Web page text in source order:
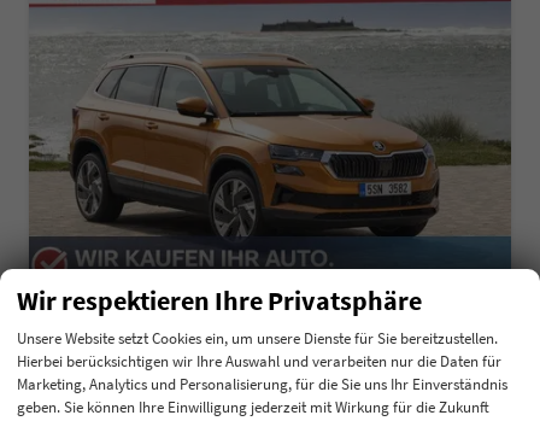
Skoda Karoq
Executive 2.0 TDI 110 kW DSG Klimaautomatik, Metallfarbe, ACC ,PDC v+h, LED, Smart Link, Rückkamera, Sun Set, Reserverad, 4 Jahre Garantie
unverbindliche Lieferzeit:3 Monate Neuwagen
Wir respektieren Ihre Privatsphäre
Unsere Website setzt Cookies ein, um unsere Dienste für Sie bereitzustellen.
Hierbei berücksichtigen wir Ihre Auswahl und verarbeiten nur die Daten für
Marketing, Analytics und Personalisierung, für die Sie uns Ihr Einverständnis
geben. Sie können Ihre Einwilligung jederzeit mit Wirkung für die Zukunft